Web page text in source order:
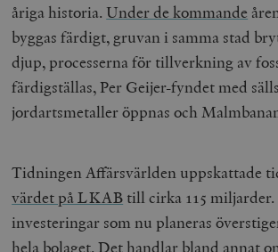
åriga historia.Under de kommande
byggas färdigt, gruvan i samma stad
djup, processerna för tillverkning av
färdigställas, Per Geijer-fyndet med
jordartsmetaller öppnas och
Tidningen Affärsvärlden uppskattade
värdet på LKAB till cirka 115 miljarder.
investeringar som nu planeras
hela bolaget. Det handlar bland annat